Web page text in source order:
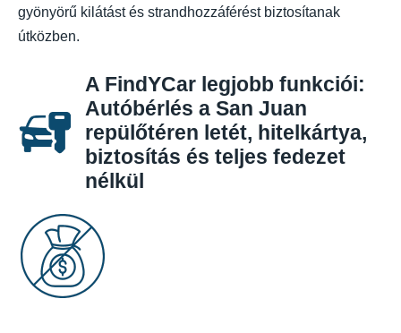
gyönyörű kilátást és strandhozzáférést biztosítanak
útközben.
A FindYCar legjobb funkciói:
Autóbérlés a San Juan
repülőtéren letét, hitelkártya,
biztosítás és teljes fedezet
nélkül